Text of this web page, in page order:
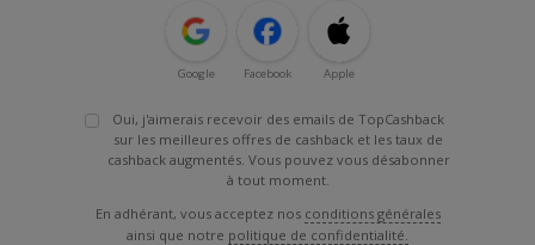
Google Facebook Apple
Oui, j'aimerais recevoir des emails de TopCashback
sur les meilleures offres de cashback et les taux de
cashback augmentés. Vous pouvez vous désabonner
à tout moment.
En adhérant, vous acceptez nos conditions générales
ainsi que notre politique de confidentialité.